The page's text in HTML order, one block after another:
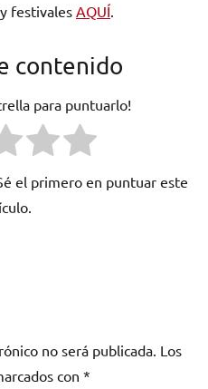
festivales AQUÍ
contenido
para puntuarlo!
el primero en puntuar este
no será publicada. Los
con *